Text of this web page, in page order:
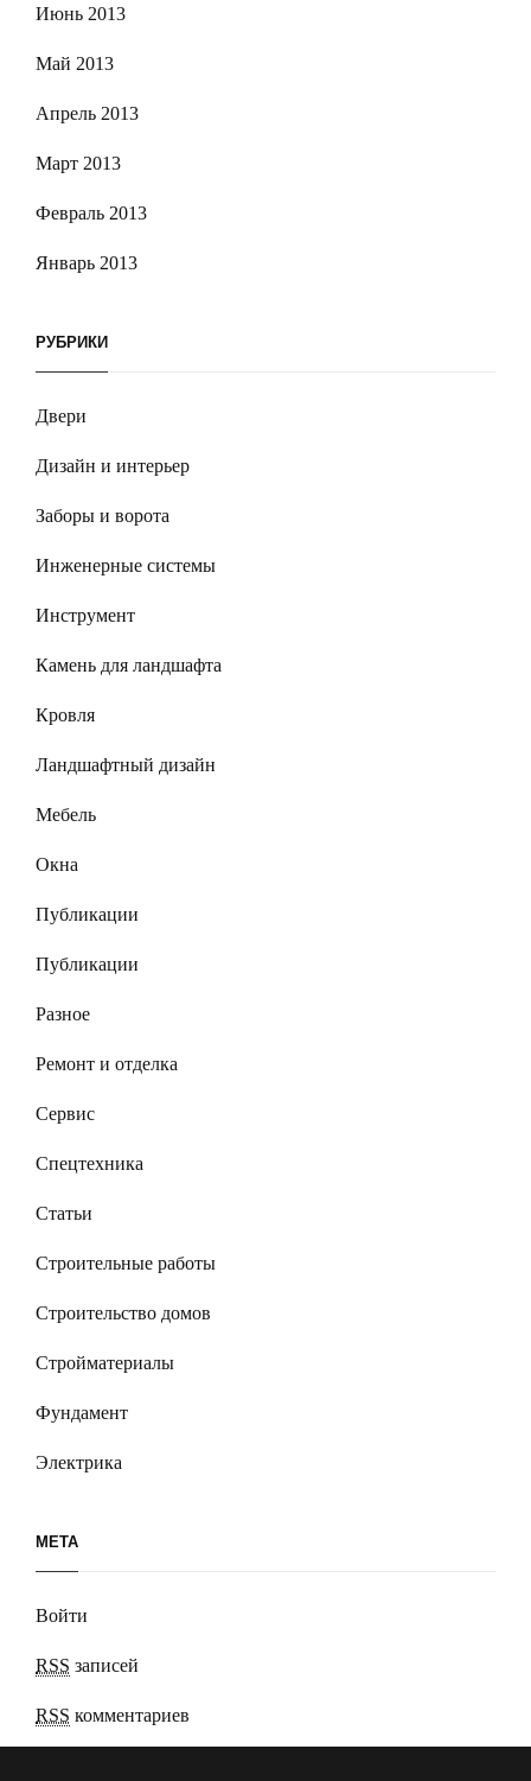
Июнь 2013
Май 2013
Апрель 2013
Март 2013
Февраль 2013
Январь 2013
РУБРИКИ
Двери
Дизайн и интерьер
Заборы и ворота
Инженерные системы
Инструмент
Камень для ландшафта
Кровля
Ландшафтный дизайн
Мебель
Окна
Публикации
Публикации
Разное
Ремонт и отделка
Сервис
Спецтехника
Статьи
Строительные работы
Строительство домов
Стройматериалы
Фундамент
Электрика
МЕТА
Войти
RSS записей
RSS комментариев